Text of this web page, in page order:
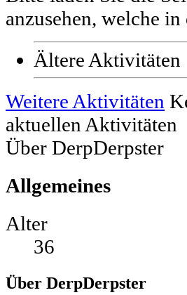
anzusehen, welche
Ältere Aktivitäten
Weitere Aktivitäten
aktuellen Aktivitäten
Über DerpDerpster
Allgemeines
Alter
36
Über DerpDerpster